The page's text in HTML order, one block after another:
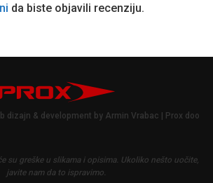
da biste objavili recenziju.
dizajn & development by Armin Vrabac | Prox doo
su greške u slikama i opisima. Ukoliko nešto uočite,
javite nam da to ispravimo.